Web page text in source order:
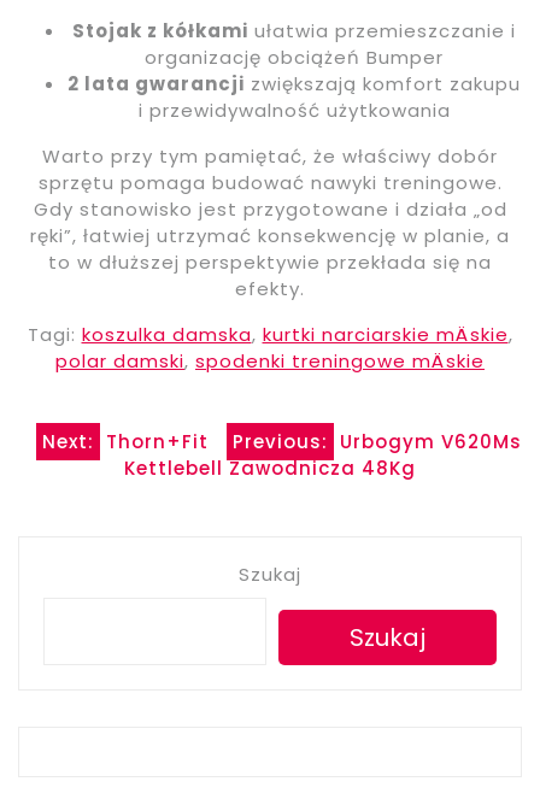
Stojak z kółkami ułatwia przemieszczanie i
organizację obciążeń Bumper
2 lata gwarancji zwiększają komfort zakupu
i przewidywalność użytkowania
Warto przy tym pamiętać, że właściwy dobór
sprzętu pomaga budować nawyki treningowe.
Gdy stanowisko jest przygotowane i działa „od
ręki”, łatwiej utrzymać konsekwencję w planie, a
to w dłuższej perspektywie przekłada się na
efekty.
Tagi: koszulka damska, kurtki narciarskie mÄskie,
polar damski, spodenki treningowe mÄskie
NawigacjaPrevious: Urbogym V620Ms
Next:
Thorn+Fit
Kettlebell Zawodnicza 48Kg
Szukaj
Szukaj